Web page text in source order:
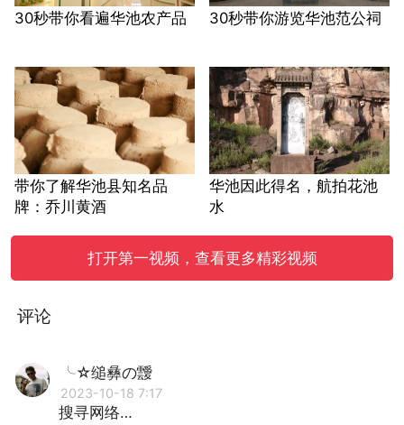
30秒带你看遍华池农产品 30秒带你游览华池范公祠
带你了解华池县知名品
牌：乔川黄酒
华池因此得名，航拍花池
水
打开第一视频，查看更多精彩视频
评论
╰☆缒彝の靉
2023-10-18 7:17
搜寻网络…